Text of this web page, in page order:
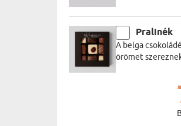
Pralinék
A belga
örömet